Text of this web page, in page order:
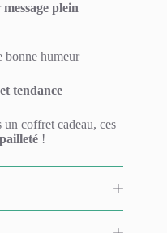
message plein
bonne humeur
tendance
coffret cadeau, ces
!